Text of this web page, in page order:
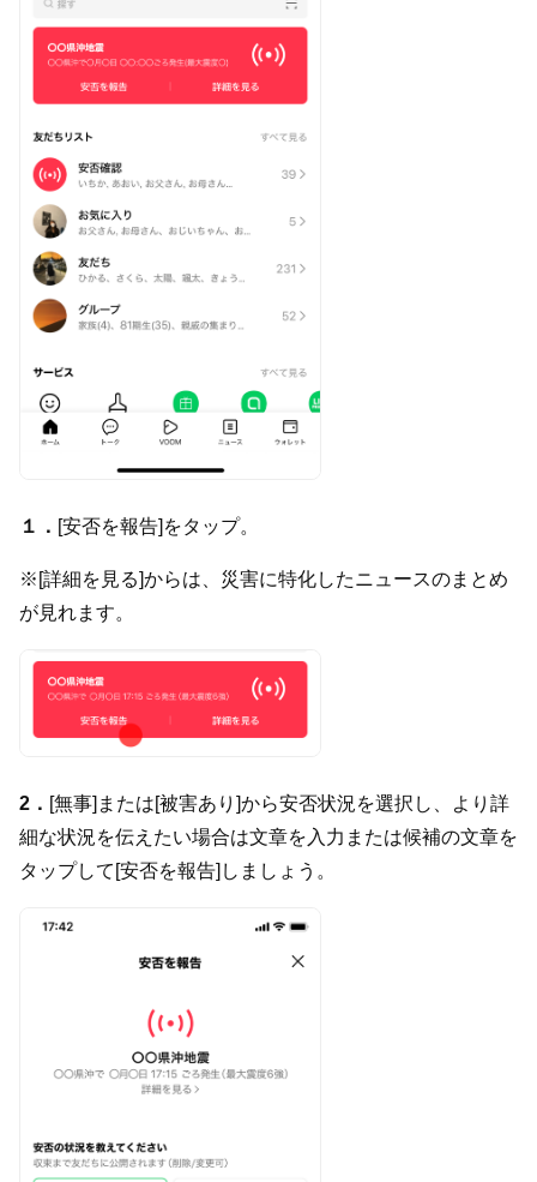
１． [安否を報告]をタップ。
※[詳細を見る]からは、 災害に特化したニュースのまとめ
が見れます。
2． [無事]または[被害あり]から安否状況を選択し、より詳
細な状況を伝えたい場合は文章を入力または候補の文章を
タップして[安否を報告]しましょう。